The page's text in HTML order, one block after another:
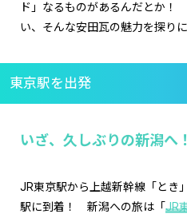
ド」なるものがあるんだとか
い、そんな安田瓦の魅力を探り
東京駅を出発
いざ、久しぶりの新潟へ！
JR東京駅から上越新幹線「とき
駅に到着！ 新潟への旅は「 JR